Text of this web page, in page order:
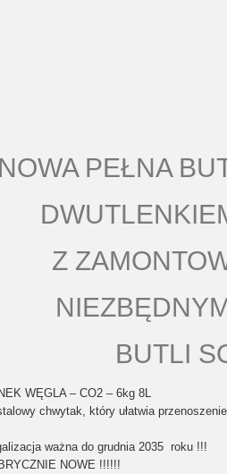
NOWA PEŁNA
Z
BUTLI
WĘGLA – CO2 – 6kg 8L
chwytak , który ułatwia
ważna do grudnia 2035 roku !!!
NOWE !!!!!!